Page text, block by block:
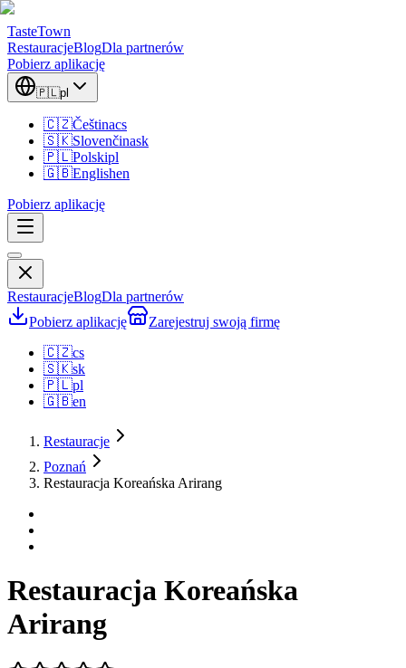
TasteTown
RestauracjeBlogDla partnerów
Pobierz aplikację
🇵🇱pl
🇨🇿Češtinacs
🇸🇰Slovenčinask
🇵🇱Polskipl
🇬🇧Englishen
Pobierz aplikację
RestauracjeBlogDla partnerów
Pobierz aplikację
Zarejestruj swoją firmę
🇨🇿cs
🇸🇰sk
🇵🇱pl
🇬🇧en
Restauracje
Poznań
Restauracja Koreańska Arirang
Restauracja Koreańska
Arirang